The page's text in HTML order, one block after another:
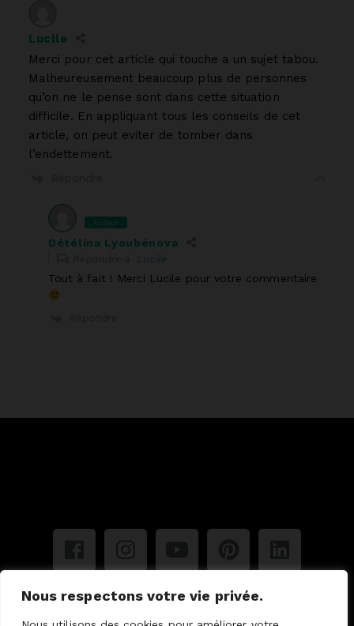
Nous respectons votre vie privée.
Lucile
Merci pour cet article qui touche a un sujet tabou.
Malheureusement beaucoup plus de personnes
qu’on ne le pense sont dans cette situation
difficile. En appliquant tous les conseils de cet
article, on peut eviter de tomber dans
l’endettement.
Auteur
Détélina Lyoubénova
Lucile
Tout à fait ! Merci Lucile pour votre commentaire
Mentions légalesPolitique de confidentialité